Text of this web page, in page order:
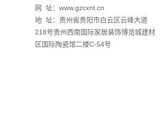
网 址：www.gzcxnt.cn
地 址：贵州省贵阳市白云区云峰大道
218号贵州西南国际家居装饰博览城建材
区国际陶瓷馆二楼C-54号